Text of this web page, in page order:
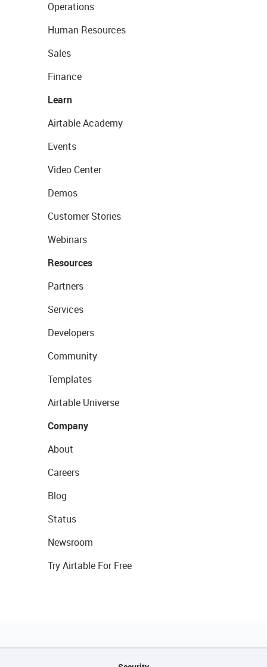
Operations
Human Resources
Sales
Finance
Learn
Airtable Academy
Events
Video Center
Demos
Customer Stories
Webinars
Resources
Partners
Services
Developers
Community
Templates
Airtable Universe
Company
About
Careers
Blog
Status
Newsroom
Try Airtable For Free